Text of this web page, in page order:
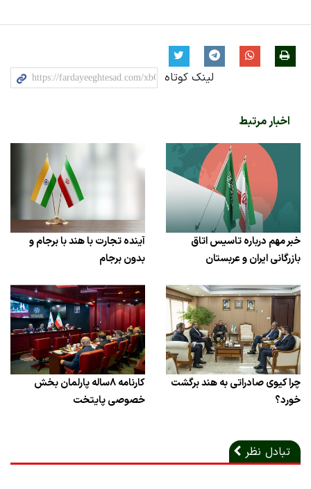
لینک کوتاه
اخبار مرتبط
خبر مهم درباره تاسیس اتاق
بازرگانی ایران و عربستان
آینده تجارت با هند با برجام و
بدون برجام
چرا کیوی صادراتی به هند برگشت
خورد؟
کارنامه ۸ساله پارلمان بخش
خصوصی پایتخت
تبادل نظر